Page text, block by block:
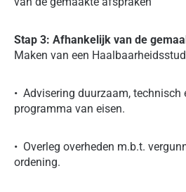
Stap 3: Afhankelijk van de
Maken van een
• Advisering duurzaam, technisch
programma van eisen.
• Overleg overheden m.b.t.
ordening.